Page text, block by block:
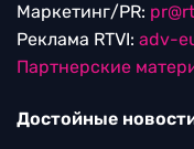
Маркетинг/PR:
Реклама RTVI: adv-
Партнерские
Достойные